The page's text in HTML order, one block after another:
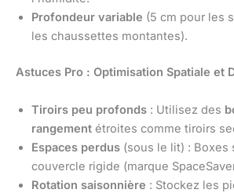
Profondeur variable (5 cm pour les
les chaussettes montantes).
Astuces Pro : Optimisation Spatiale et
Tiroirs peu profonds : Utilisez des
rangement étroites comme tiroirs
Espaces perdus (sous le lit) : Boxes
couvercle rigide (marque
Rotation saisonnière : Stockez les